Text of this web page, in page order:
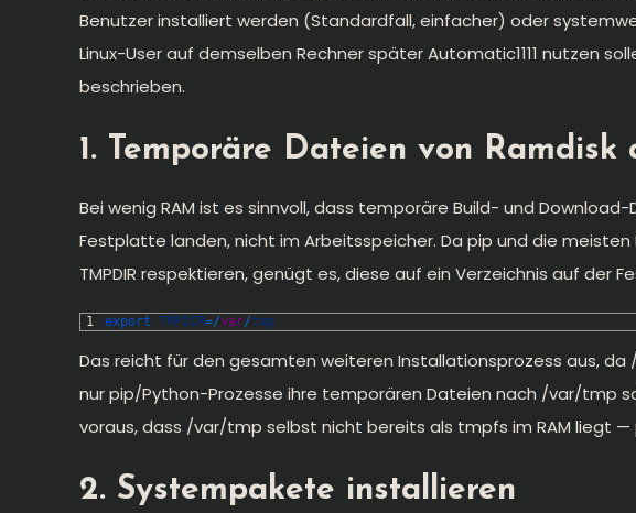
Benutzer installiert werden (Standardfall, einfacher) oder
Linux-User auf demselben Rechner später Automatic1111 nutzen
beschrieben.
1. Temporäre Dateien von
Bei wenig RAM ist es sinnvoll, dass temporäre Build- und
Festplatte landen, nicht im Arbeitsspeicher. Da pip und die
TMPDIR respektieren, genügt es, diese auf ein Verzeichnis auf der
1 export TMPDIR=/var/tmp
Das reicht für den gesamten weiteren Installationsprozess aus,
nur pip/Python-Prozesse ihre temporären Dateien nach /var/tmp
voraus, dass /var/tmp selbst nicht bereits als tmpfs im RAM liegt
2. Systempakete installieren